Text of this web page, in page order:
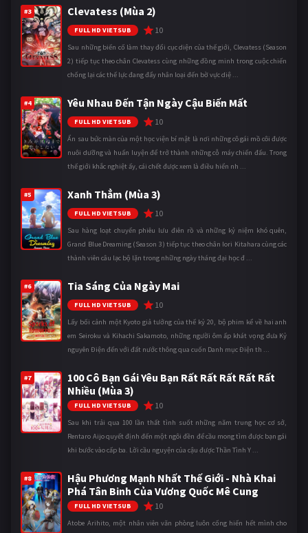
#3 Clevatess (Mùa 2)
FULL HD VIETSUB 10
Sau những biến cố làm thay đổi cục diện của thế giới, Clevatess (Season
2) tiếp tục theo chân Clevatess cùng những đồng minh trong cuộc chiến
chống lại các thế lực đang đẩy nhân loại đến bờ vực diệ ...
#4 Yêu Nhau Đến Tận Ngày Cậu Biến Mất
FULL HD VIETSUB 10
Ẩn sau bức màn của một học viện bí mật là nơi những cô gái mồ côi được
nuôi dưỡng và huấn luyện để trở thành những cỗ máy chiến đấu. Trong
thế giới khắc nghiệt ấy, cái chết được xem là điều hiển nh ...
#5 Xanh Thẳm (Mùa 3)
FULL HD VIETSUB 10
Sau hàng loạt chuyến phiêu lưu điên rồ và những kỷ niệm khó quên,
Grand Blue Dreaming (Season 3) tiếp tục theo chân Iori Kitahara cùng các
thành viên câu lạc bộ lặn trong những ngày tháng đại học đ ...
#6 Tia Sáng Của Ngày Mai
FULL HD VIETSUB 10
Lấy bối cảnh một Kyoto giả tưởng của thế kỷ 20, bộ phim kể về hai anh
em Seiroku và Kihachi Sakamoto, những người ôm ấp khát vọng đưa Kỷ
nguyên Điện đến với đất nước thông qua cuốn Danh mục Điện th ...
#7
100 Cô Bạn Gái Yêu Bạn Rất Rất Rất Rất Rất
Nhiều (Mùa 3)
FULL HD VIETSUB 10
Sau khi trải qua 100 lần thất tình suốt những năm trung học cơ sở,
Rentaro Aijo quyết định đến một ngôi đền để cầu mong tìm được bạn gái
khi bước vào cấp ba. Lời cầu nguyện của cậu được Thần Tình Y ...
#8
Hậu Phương Mạnh Nhất Thế Giới - Nhà Khai
Phá Tân Binh Của Vương Quốc Mê Cung
FULL HD VIETSUB 10
Atobe Arihito, một nhân viên văn phòng luôn cống hiến hết mình cho